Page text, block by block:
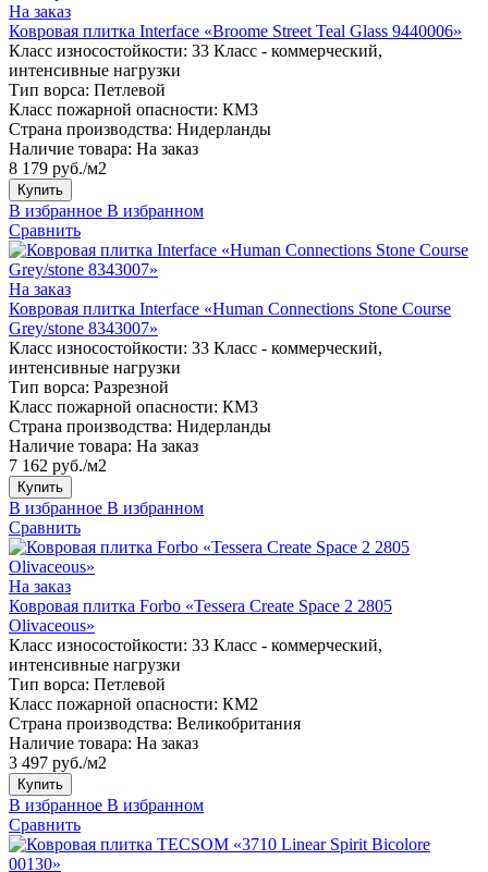
На заказ
Ковровая плитка Interface «Broome Street Teal Glass 9440006»
Класс износостойкости: 33 Класс - коммерческий,
интенсивные нагрузки
Тип ворса: Петлевой
Класс пожарной опасности: КМ3
Страна производства: Нидерланды
Наличие товара: На заказ
8 179 руб./м2
Купить
В избранное В избранном
Сравнить
На заказ
Ковровая плитка Interface «Human Connections Stone Course
Grey/stone 8343007»
Класс износостойкости: 33 Класс - коммерческий,
интенсивные нагрузки
Тип ворса: Разрезной
Класс пожарной опасности: КМ3
Страна производства: Нидерланды
Наличие товара: На заказ
7 162 руб./м2
Купить
В избранное В избранном
Сравнить
На заказ
Ковровая плитка Forbo «Tessera Create Space 2 2805
Olivaceous»
Класс износостойкости: 33 Класс - коммерческий,
интенсивные нагрузки
Тип ворса: Петлевой
Класс пожарной опасности: КМ2
Страна производства: Великобритания
Наличие товара: На заказ
3 497 руб./м2
Купить
В избранное В избранном
Сравнить